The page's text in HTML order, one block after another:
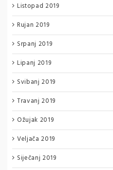
Listopad 2019
Rujan 2019
Srpanj 2019
Lipanj 2019
Svibanj 2019
Travanj 2019
Ožujak 2019
Veljača 2019
Siječanj 2019